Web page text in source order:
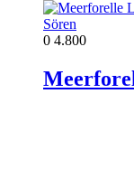
Sören
0 4.800